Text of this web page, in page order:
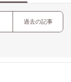
過去の記事